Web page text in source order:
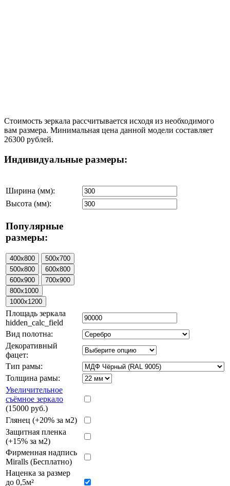
Стоимость зеркала рассчитывается исходя из необходимого
вам размера. Минимальная цена данной модели составляет
26300 рублей.
Индивидуальные размеры:
Ширина (мм):
Высота (мм):
Популярные
размеры:
Площадь зеркала
hidden_calc_field
Вид полотна:
Декоративный
фацет:
Тип рамы:
Толщина рамы:
Увеличительное
съёмное зеркало
(15000 руб.)
Глянец (+20% за м2)
Защитная пленка
(+15% за м2)
Фирменная надпись
Miralls (Бесплатно)
Наценка за размер
до 0,5м²